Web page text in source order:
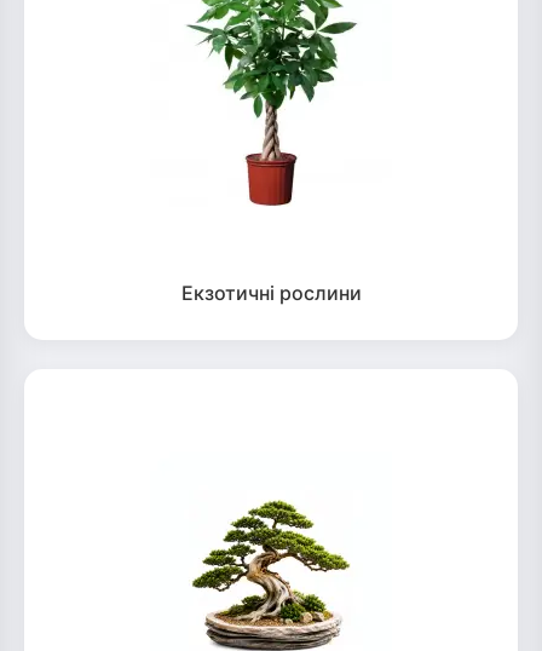
Екзотичні рослини